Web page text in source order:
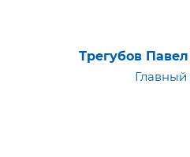
Трегубов
Главный